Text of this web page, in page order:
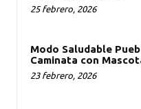
25 febrero, 2026
Modo Saludable
Caminata con
23 febrero, 2026